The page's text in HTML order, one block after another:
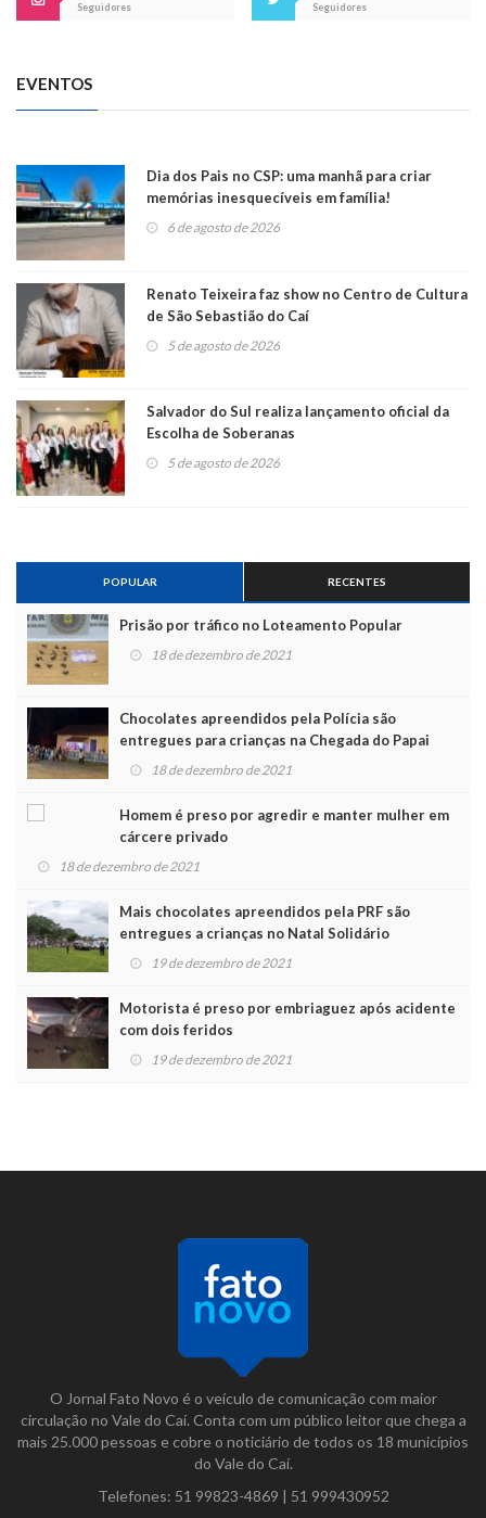
Seguidores
Seguidores
EVENTOS
Dia dos Pais no CSP: uma manhã para criar
memórias inesquecíveis em família!
6 de agosto de 2026
Renato Teixeira faz show no Centro de Cultura
de São Sebastião do Caí
5 de agosto de 2026
Salvador do Sul realiza lançamento oficial da
Escolha de Soberanas
5 de agosto de 2026
POPULAR RECENTES
Prisão por tráfico no Loteamento Popular
18 de dezembro de 2021
Chocolates apreendidos pela Polícia são
entregues para crianças na Chegada do Papai
Noel 18 de dezembro de 2021
Homem é preso por agredir e manter mulher em
cárcere privado
18 de dezembro de 2021
Mais chocolates apreendidos pela PRF são
entregues a crianças no Natal Solidário
19 de dezembro de 2021
Motorista é preso por embriaguez após acidente
com dois feridos
19 de dezembro de 2021
O Jornal Fato Novo é o veículo de comunicação com maior
circulação no Vale do Caí. Conta com um público leitor que chega a
mais 25.000 pessoas e cobre o noticiário de todos os 18 municípios
do Vale do Caí.
Telefones: 51 99823-4869 | 51 999430952